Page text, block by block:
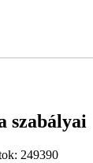
szabályai
249390